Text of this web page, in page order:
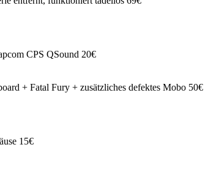
CPS QSound 20€
+ Fatal Fury + zusätzliches defektes Mobo 50€
15€